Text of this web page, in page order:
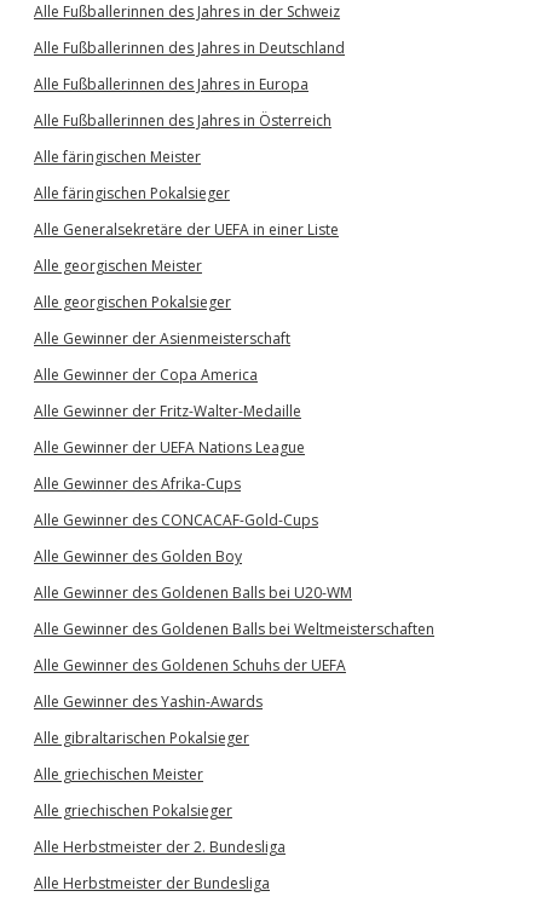
Alle Fußballerinnen des Jahres in der Schweiz
Alle Fußballerinnen des Jahres in Deutschland
Alle Fußballerinnen des Jahres in Europa
Alle Fußballerinnen des Jahres in Österreich
Alle färingischen Meister
Alle färingischen Pokalsieger
Alle Generalsekretäre der UEFA in einer Liste
Alle georgischen Meister
Alle georgischen Pokalsieger
Alle Gewinner der Asienmeisterschaft
Alle Gewinner der Copa America
Alle Gewinner der Fritz-Walter-Medaille
Alle Gewinner der UEFA Nations League
Alle Gewinner des Afrika-Cups
Alle Gewinner des CONCACAF-Gold-Cups
Alle Gewinner des Golden Boy
Alle Gewinner des Goldenen Balls bei U20-WM
Alle Gewinner des Goldenen Balls bei Weltmeisterschaften
Alle Gewinner des Goldenen Schuhs der UEFA
Alle Gewinner des Yashin-Awards
Alle gibraltarischen Pokalsieger
Alle griechischen Meister
Alle griechischen Pokalsieger
Alle Herbstmeister der 2. Bundesliga
Alle Herbstmeister der Bundesliga